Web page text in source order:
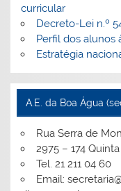
curricular
Decreto-Lei n.º
Perfil dos alunos
Estratégia
A.E. da Boa Água
Rua Serra de
2975 – 174
Tel. 21 211 04 60
Email: